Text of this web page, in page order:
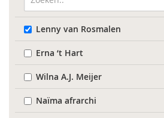
Lenny van Rosmalen
Erna ‘t Hart
Wilna A.J. Meijer
Naïma afrarchi